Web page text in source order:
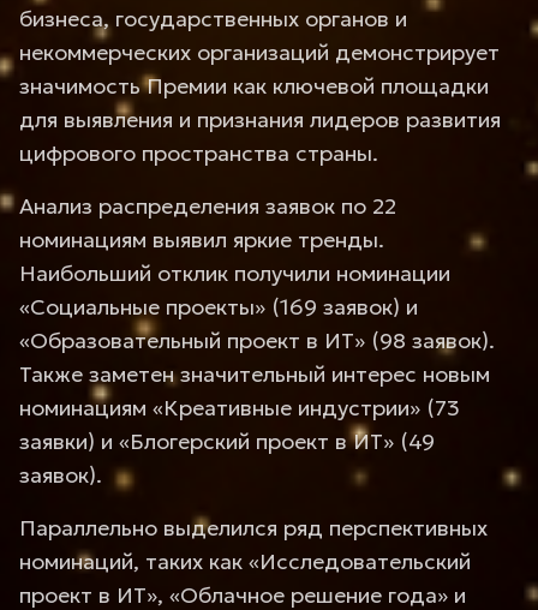
бизнеса, государственных органов и
некоммерческих организаций демонстрирует
значимость Премии как ключевой площадки
для выявления и признания лидеров развития
цифрового пространства страны.
Анализ распределения заявок по 22
номинациям выявил яркие тренды.
Наибольший отклик получили номинации
«Социальные проекты» (169 заявок) и
«Образовательный проект в ИТ» (98 заявок).
Также заметен значительный интерес новым
номинациям «Креативные индустрии» (73
заявки) и «Блогерский проект в ИТ» (49
заявок).
Параллельно выделился ряд перспективных
номинаций, таких как «Исследовательский
проект в ИТ», «Облачное решение года» и